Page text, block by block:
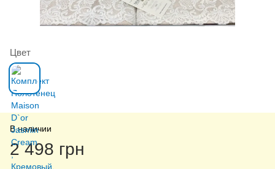
Цвет
В наличии
2 498 грн